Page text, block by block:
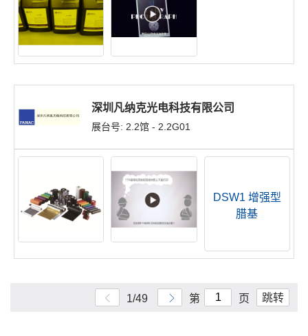
深圳凡纳克光电科技有限公司
展台号: 2.2馆 - 2.2G01
DSW1 增强型
腊基
1/49 第 页 跳转